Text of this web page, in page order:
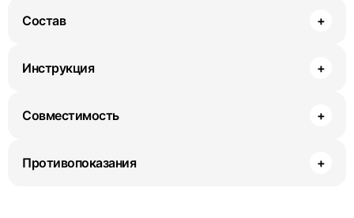
Состав +
Инструкция +
Совместимость +
Противопоказания +